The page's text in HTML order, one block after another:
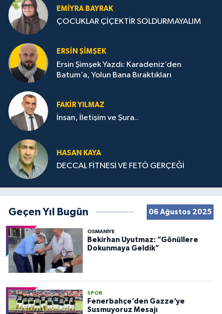
EMIYRA BAYRAK
ÇOCUKLAR ÇİÇEKTİR SOLDURMAYALIM
ERSIN ŞIMŞEK
Ersin Şimşek Yazdı: Karadeniz’den
Batum’a, Yolun Bana Bıraktıkları
FAKIR YILMAZ
İnsan, İletişim ve Şura..
HASAN KAYA
DECCAL FİTNESİ VE FETÖ GERÇEĞİ
Geçen Yıl Bugün 06 Ağustos 2025
OSMANIYE
Bekirhan Uyutmaz: “Gönüllere
Dokunmaya Geldik”
SPOR
Fenerbahçe’den Gazze’ye
Susmuyoruz Mesajı